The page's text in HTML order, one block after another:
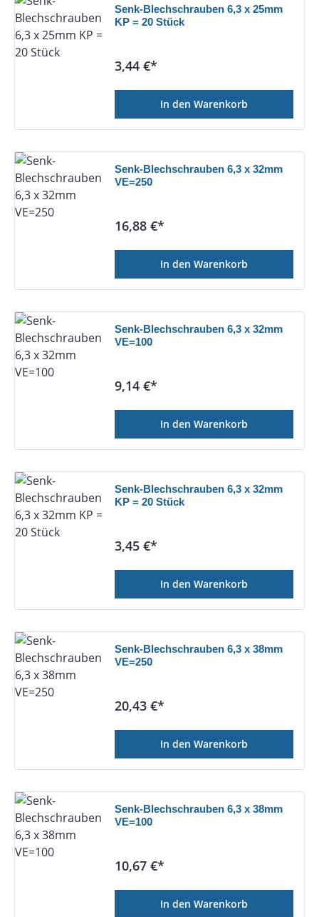
Senk-Blechschrauben 6,3 x 25mm
KP = 20 Stück
Regulärer Preis:
3,44 €*
In den Warenkorb
Senk-Blechschrauben 6,3 x 32mm
VE=250
Regulärer Preis:
16,88 €*
In den Warenkorb
Senk-Blechschrauben 6,3 x 32mm
VE=100
Regulärer Preis:
9,14 €*
In den Warenkorb
Senk-Blechschrauben 6,3 x 32mm
KP = 20 Stück
Regulärer Preis:
3,45 €*
In den Warenkorb
Senk-Blechschrauben 6,3 x 38mm
VE=250
Regulärer Preis:
20,43 €*
In den Warenkorb
Senk-Blechschrauben 6,3 x 38mm
VE=100
Regulärer Preis:
10,67 €*
In den Warenkorb